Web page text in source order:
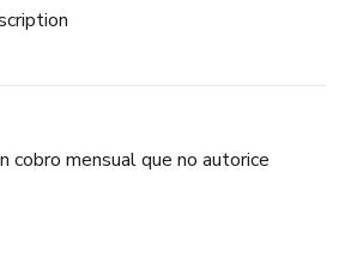
cobro mensual que no autorice